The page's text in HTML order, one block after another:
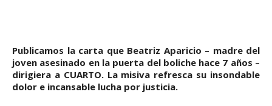
Publicamos la carta que Beatriz Aparicio – madre del
joven asesinado en la puerta del boliche hace 7 años –
dirigiera a CUARTO. La misiva refresca su insondable
dolor e incansable lucha por justicia.